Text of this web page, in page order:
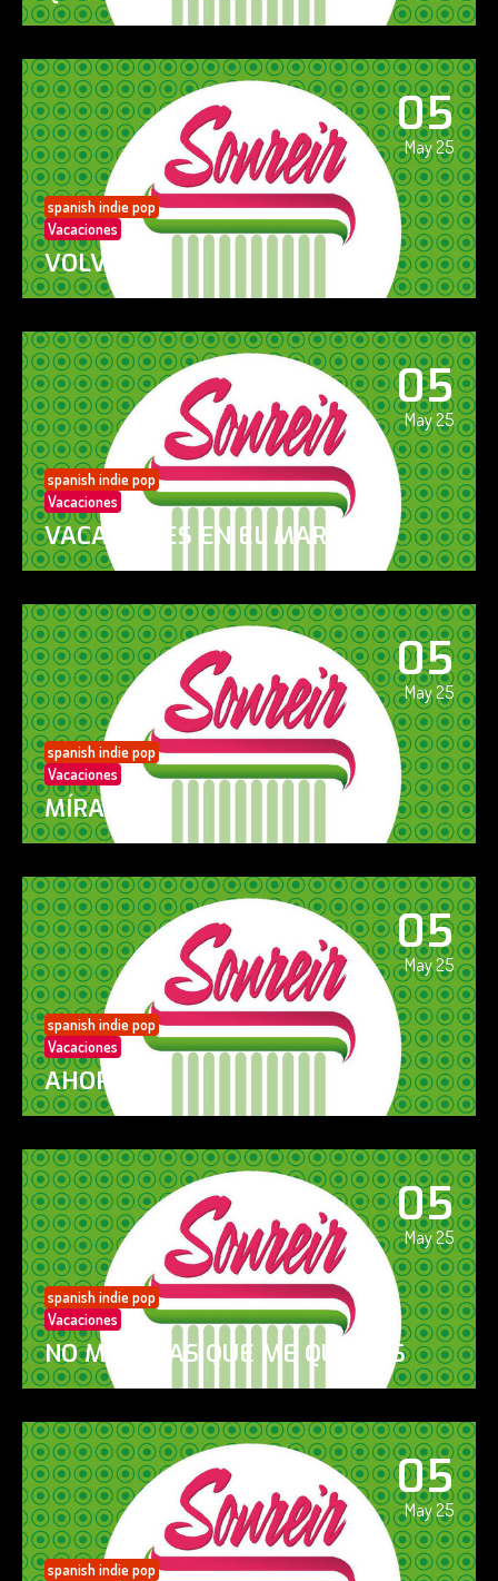
05
May 25
spanish indie pop
Vacaciones
VOLVERÁS
05
May 25
spanish indie pop
Vacaciones
VACACIONES EN EL MAR
05
May 25
spanish indie pop
Vacaciones
MÍRAME
05
May 25
spanish indie pop
Vacaciones
AHORA SÍ!
05
May 25
spanish indie pop
Vacaciones
NO ME DIGAS QUE ME QUIERES
05
May 25
spanish indie pop